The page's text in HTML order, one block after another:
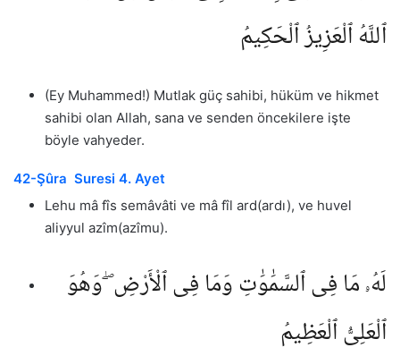
ٱللَّهُ ٱلْعَزِيزُ ٱلْحَكِيمُ
(Ey Muhammed!) Mutlak güç sahibi, hüküm ve hikmet
sahibi olan Allah, sana ve senden öncekilere işte
böyle vahyeder.
42-Şûra Suresi 4. Ayet
Lehu mâ fîs semâvâti ve mâ fîl ard(ardı), ve huvel
aliyyul azîm(azîmu).
لَهُۥ مَا فِى ٱلسَّمَٰوَٰتِ وَمَا فِى ٱلْأَرْضِ ۖ وَهُوَ
ٱلْعَلِىُّ ٱلْعَظِيمُ